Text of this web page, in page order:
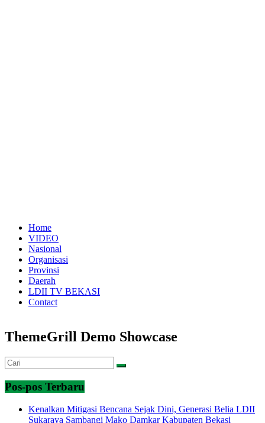
Home
VIDEO
Nasional
Organisasi
Provinsi
Daerah
LDII TV BEKASI
Contact
ThemeGrill Demo Showcase
Pos-pos Terbaru
Kenalkan Mitigasi Bencana Sejak Dini, Generasi Belia LDII
Sukaraya Sambangi Mako Damkar Kabupaten Bekasi